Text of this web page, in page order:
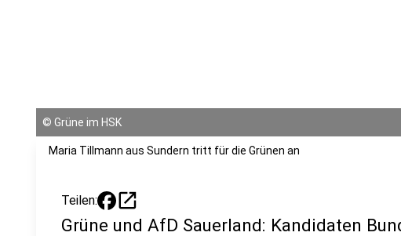
© Grüne im HSK
Maria Tillmann aus Sundern tritt für die Grünen an
Teilen: open_in_new
Grüne und AfD Sauerland: Kandidaten